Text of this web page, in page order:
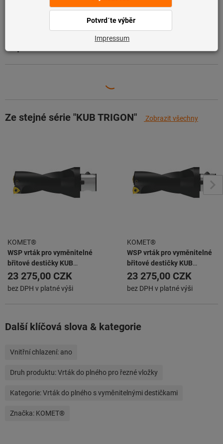
Údaje o výrobku
Popis
Ze stejné série "KUB TRIGON" Zobrazit všechny
KOMET®
WSP vrták pro vyměnitelné
břitové destičky KUB
ABS63/W2942/45/90/R
23 275,00 CZK
bez DPH v platné výši
KOMET®
WSP vrták pro vyměnitelné
břitové destičky KUB
ABS63/W2942/48/96/R
23 275,00 CZK
bez DPH v platné výši
Další klíčová slova & kategorie
Vnitřní chlazení: ano
Druh produktu:Vrták do plného pro řezné vložky
Kategorie:Vrták do plného s vyměnitelnými destičkami
Značka: KOMET®